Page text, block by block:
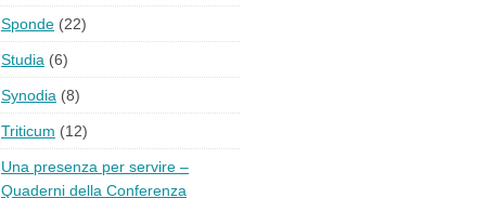
Sponde (22)
Studia (6)
Synodia (8)
Triticum (12)
Una presenza per servire –
Quaderni della Conferenza